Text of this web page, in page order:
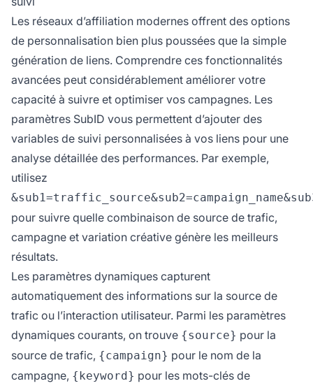
Les réseaux d’affiliation modernes offrent des options
de personnalisation bien plus poussées que la simple
génération de liens. Comprendre ces fonctionnalités
avancées peut considérablement améliorer votre
capacité à suivre et optimiser vos campagnes. Les
paramètres SubID vous permettent d’ajouter des
variables de suivi personnalisées à vos liens pour une
analyse détaillée des performances. Par exemple,
utilisez
pour suivre quelle combinaison de source de trafic,
campagne et variation créative génère les meilleurs
résultats.
Les paramètres dynamiques capturent
automatiquement des informations sur la source de
trafic ou l’interaction utilisateur. Parmi les paramètres
dynamiques courants, on trouve {source} pour la
source de trafic, {campaign} pour le nom de la
campagne, {keyword} pour les mots-clés de